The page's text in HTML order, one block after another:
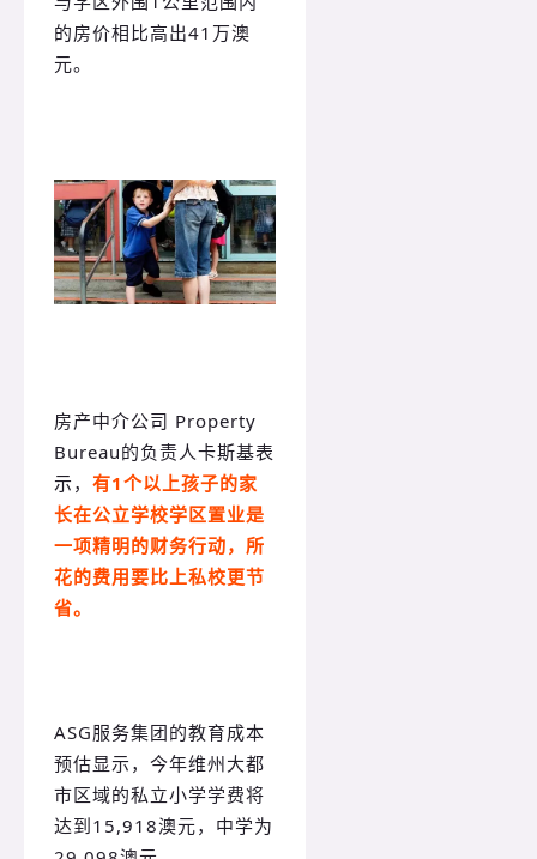
的房价相比高出41万澳
元。
房产中介公司 Property
Bureau的负责人卡斯基表
示， 有1个以上孩子的家
长在公立学校学区置业是
一项精明的财务行动，所
花的费用要比上私校更节
省。
ASG服务集团的教育成本
预估显示，今年维州大都
市区域的私立小学学费将
达到15,918澳元，中学为